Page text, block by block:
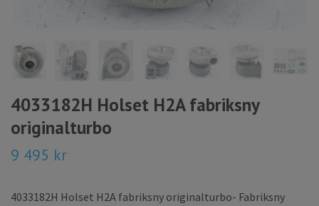
4033182H Holset H2A fabriksny
originalturbo
9 495 kr
4033182H Holset H2A fabriksny originalturbo- Fabriksny